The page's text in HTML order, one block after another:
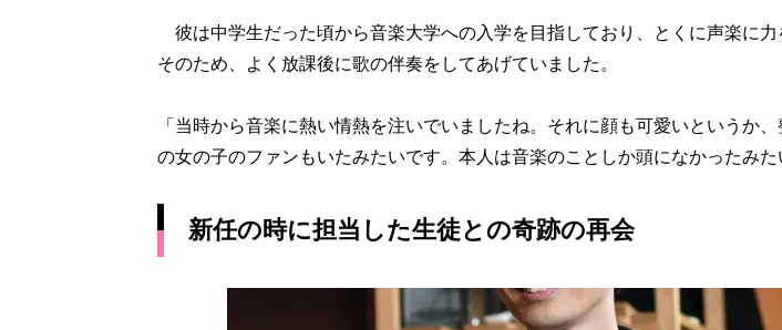
彼は中学生だった頃から音楽大学への入学を目指しており、とくに声楽に力
そのため、よく放課後に歌の伴奏をしてあげていました。
「当時から音楽に熱い情熱を注いでいましたね。それに顔も可愛いというか
の女の子のファンもいたみたいです。本人は音楽のことしか頭になかったみた
新任の時に担当した生徒との奇跡の再会